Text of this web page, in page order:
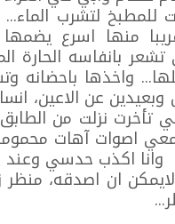
للمطبخ لتشرب
منها اسرع
بانفاسه الحارة
واخذها باحضانه
عن الاعين،
نزلت من
اصوات آهات محمومة
اكذب حدسي وعند
ان اصدقه، منظر